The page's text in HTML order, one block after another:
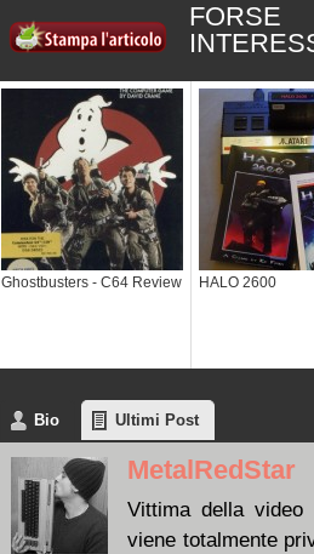
Ghostbusters - C64 Review HALO 2600
Bio Ultimi Post
MetalRedStar
Vittima della video
viene totalmente